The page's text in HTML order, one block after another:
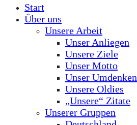
Start
Über uns
Unsere Arbeit
Unser Anliegen
Unsere Ziele
Unser Motto
Unser Umdenken
Unsere Oldies
„Unsere“ Zitate
Unserer Gruppen